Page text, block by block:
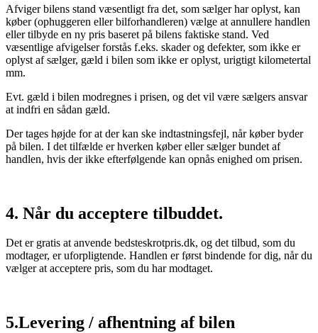
Afviger bilens stand væsentligt fra det, som sælger har oplyst, kan
køber (ophuggeren eller bilforhandleren) vælge at annullere handlen
eller tilbyde en ny pris baseret på bilens faktiske stand. Ved
væsentlige afvigelser forstås f.eks. skader og defekter, som ikke er
oplyst af sælger, gæld i bilen som ikke er oplyst, urigtigt kilometertal
mm.
Evt. gæld i bilen modregnes i prisen, og det vil være sælgers ansvar
at indfri en sådan gæld.
Der tages højde for at der kan ske indtastningsfejl, når køber byder
på bilen. I det tilfælde er hverken køber eller sælger bundet af
handlen, hvis der ikke efterfølgende kan opnås enighed om prisen.
4. Når du acceptere tilbuddet.
Det er gratis at anvende bedsteskrotpris.dk, og det tilbud, som du
modtager, er uforpligtende. Handlen er først bindende for dig, når du
vælger at acceptere pris, som du har modtaget.
5.Levering / afhentning af bilen